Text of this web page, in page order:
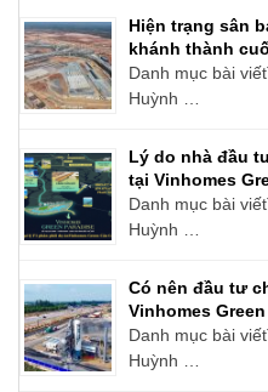
Hiện trạng sân
khánh thành
Danh mục bài
Huỳnh …
Lý do nhà đầu
tại Vinhomes
Danh mục bài
Huỳnh …
Có nên đầu tư
Vinhomes
Danh mục bài
Huỳnh …